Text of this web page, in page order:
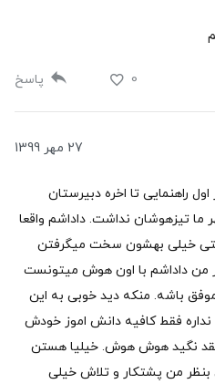
0 پاسخ
27 مهر 1399
راهنمایی تا اخره دبیرستان
ما تیزهوشان نداشت. داداشم واقعا
خیلی بهشون سخت میگرفتن
من داداشم با اون هوش میتونست
باشه. منکه دید خوبی به این
فقط کافیه دانش اموز خودش
نگید هوش هوش. خیلیا هستن
من پشتکار و تلاش خیلی